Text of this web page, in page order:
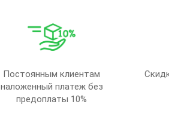
Постоянным клиентам
наложенный платеж без
предоплаты 10%